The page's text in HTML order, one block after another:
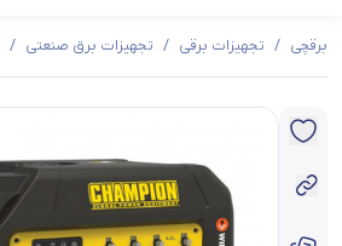
برقچی / تجهیزات برقی / تجهیزات برق صنعتی /